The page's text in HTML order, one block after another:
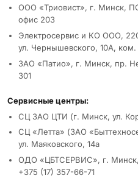
ООО «Триовист», г. Минск,
офис 203
Электросервис и КО ООО,
ул. Чернышевского, 10А, ком.
ЗАО «Патио», г. Минск, пр.
301
Сервисные центры:
СЦ ЗАО ЦТИ (г. Минск, ул.
СЦ «Летта» (ЗАО
ул. Маяковского, 14а
ОДО «ЦБТСЕРВИС», г. Минск,
+375 (17) 357-66-71